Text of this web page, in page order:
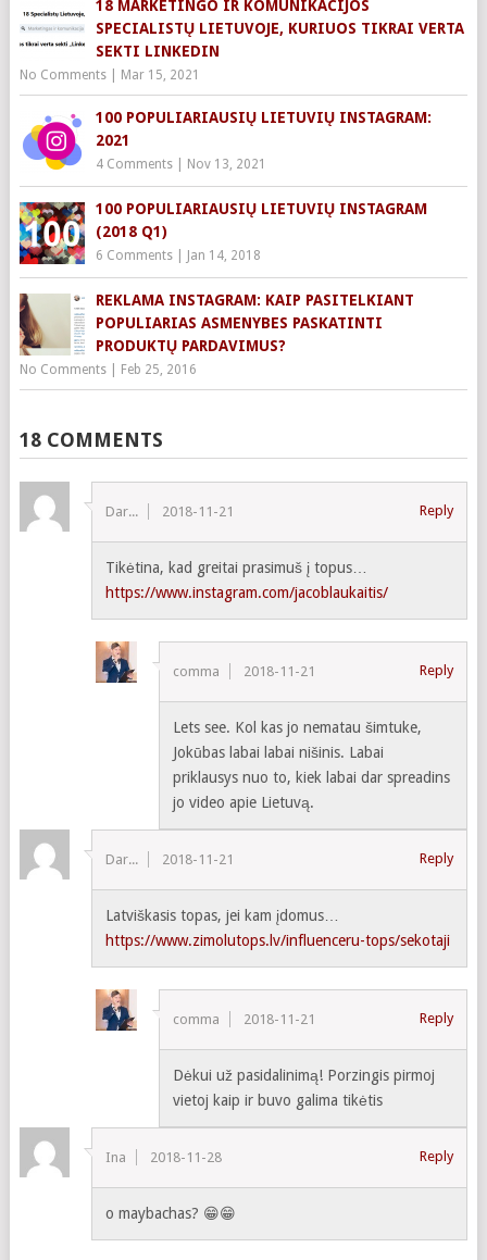
18 MARKETINGO IR KOMUNIKACIJOS
SPECIALISTŲ LIETUVOJE, KURIUOS TIKRAI VERTA
SEKTI LINKEDIN
No Comments| Mar 15, 2021
100 POPULIARIAUSIŲ LIETUVIŲ INSTAGRAM:
2021
4 Comments| Nov 13, 2021
100 POPULIARIAUSIŲ LIETUVIŲ INSTAGRAM
(2018 Q1)
6 Comments| Jan 14, 2018
REKLAMA INSTAGRAM: KAIP PASITELKIANT
POPULIARIAS ASMENYBES PASKATINTI
PRODUKTŲ PARDAVIMUS?
No Comments| Feb 25, 2016
18 COMMENTS
Dar... 2018-11-21 Reply
Tikėtina, kad greitai prasimuš į topus…
https://www.instagram.com/jacoblaukaitis/
comma 2018-11-21 Reply
Lets see. Kol kas jo nematau šimtuke,
Jokūbas labai labai nišinis. Labai
priklausys nuo to, kiek labai dar spreadins
jo video apie Lietuvą.
Dar... 2018-11-21 Reply
Latviškasis topas, jei kam įdomus…
https://www.zimolutops.lv/influenceru-tops/sekotaji
comma 2018-11-21 Reply
Dėkui už pasidalinimą! Porzingis pirmoj
vietoj kaip ir buvo galima tikėtis
Ina 2018-11-28 Reply
o maybachas? 😁😁